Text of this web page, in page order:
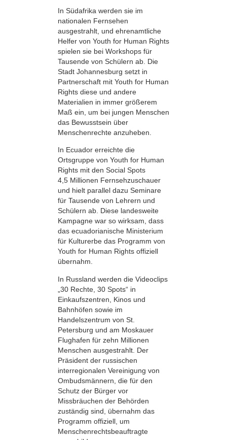
In Südafrika werden sie im
nationalen Fernsehen
ausgestrahlt, und ehrenamtliche
Helfer von Youth for Human Rights
spielen sie bei Workshops für
Tausende von Schülern ab. Die
Stadt Johannesburg setzt in
Partnerschaft mit Youth for Human
Rights diese und andere
Materialien in immer größerem
Maß ein, um bei jungen Menschen
das Bewusstsein über
Menschenrechte anzuheben.
In Ecuador erreichte die
Ortsgruppe von Youth for Human
Rights mit den Social Spots
4,5 Millionen Fernsehzuschauer
und hielt parallel dazu Seminare
für Tausende von Lehrern und
Schülern ab. Diese landesweite
Kampagne war so wirksam, dass
das ecuadorianische Ministerium
für Kulturerbe das Programm von
Youth for Human Rights offiziell
übernahm.
In Russland werden die Videoclips
„30 Rechte, 30 Spots“ in
Einkaufszentren, Kinos und
Bahnhöfen sowie im
Handelszentrum von St.
Petersburg und am Moskauer
Flughafen für zehn Millionen
Menschen ausgestrahlt. Der
Präsident der russischen
interregionalen Vereinigung von
Ombudsmännern, die für den
Schutz der Bürger vor
Missbräuchen der Behörden
zuständig sind, übernahm das
Programm offiziell, um
Menschenrechtsbeauftragte